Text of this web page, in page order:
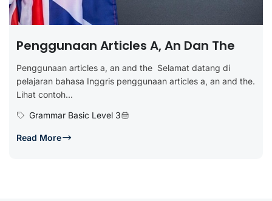
Penggunaan Articles A, An Dan The
Penggunaan articles a, an and the Selamat datang di
pelajaran bahasa Inggris penggunaan articles a, an and the.
Lihat contoh...
Grammar Basic Level 3
Read More